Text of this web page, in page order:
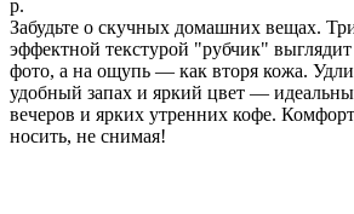
р.
Забудьте о скучных домашних вещах.
эффектной текстурой "рубчик"
фото, а на ощупь — как вторя кожа.
удобный запах и яркий цвет —
вечеров и ярких утренних кофе.
носить, не снимая!